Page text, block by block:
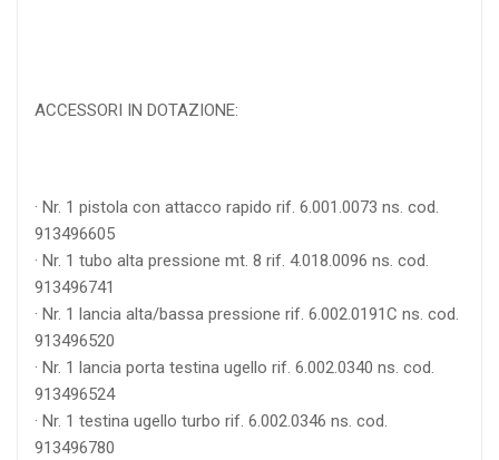
ACCESSORI IN DOTAZIONE:
· Nr. 1 pistola con attacco rapido rif. 6.001.0073 ns. cod.
913496605
· Nr. 1 tubo alta pressione mt. 8 rif. 4.018.0096 ns. cod.
913496741
· Nr. 1 lancia alta/bassa pressione rif. 6.002.0191C ns. cod.
913496520
· Nr. 1 lancia porta testina ugello rif. 6.002.0340 ns. cod.
913496524
· Nr. 1 testina ugello turbo rif. 6.002.0346 ns. cod.
913496780